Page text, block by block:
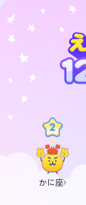
かに座